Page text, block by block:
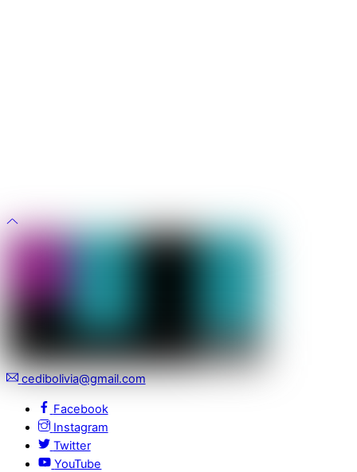
cedibolivia@gmail.com
Facebook
Instagram
Twitter
YouTube